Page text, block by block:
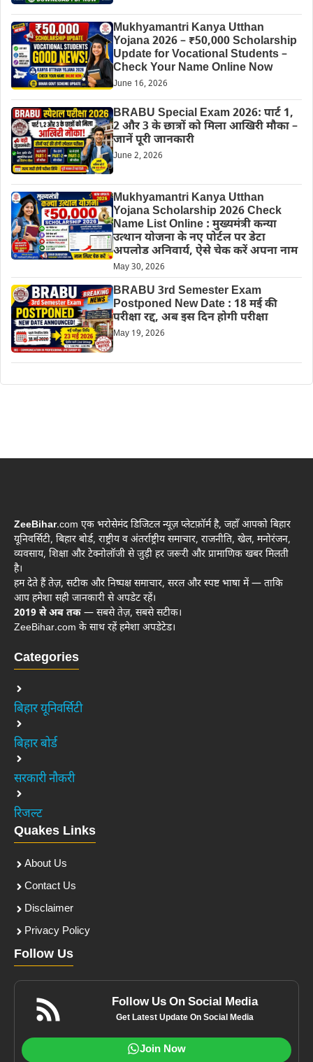
Mukhyamantri Kanya Utthan
Yojana 2026 – ₹50,000 Scholarship
Update for Vocational Students –
Check Your Name Online Now
June 16, 2026
BRABU Special Exam 2026: पार्ट 1,
2 और 3 के छात्रों को मिला आखिरी मौका –
जानें पूरी जानकारी
June 2, 2026
Mukhyamantri Kanya Utthan
Yojana Scholarship 2026 Check
Name List Online : मुख्यमंत्री कन्या
उत्थान योजना के नए पोर्टल पर डेटा
अपलोड अनिवार्य, ऐसे चेक करें अपना नाम
May 30, 2026
BRABU 3rd Semester Exam
Postponed New Date : 18 मई की
परीक्षा रद्द, अब इस दिन होगी परीक्षा
May 19, 2026
ZeeBihar.com एक भरोसेमंद डिजिटल न्यूज़ प्लेटफ़ॉर्म है, जहाँ आपको बिहार
यूनिवर्सिटी, बिहार बोर्ड, राष्ट्रीय व अंतर्राष्ट्रीय समाचार, राजनीति, खेल, मनोरंजन,
व्यवसाय, शिक्षा और टेक्नोलॉजी से जुड़ी हर जरूरी और प्रामाणिक खबर मिलती
है।
हम देते हैं तेज़, सटीक और निष्पक्ष समाचार, सरल और स्पष्ट भाषा में — ताकि
आप हमेशा सही जानकारी से अपडेट रहें।
2019 से अब तक — सबसे तेज़, सबसे सटीक।
ZeeBihar.com के साथ रहें हमेशा अपडेटेड।
Categories
बिहार यूनिवर्सिटी
बिहार बोर्ड
सरकारी नौकरी
रिजल्ट
Quakes Links
About Us
Contact Us
Disclaimer
Privacy Policy
Follow Us
Follow Us On Social Media
Get Latest Update On Social Media
Join Now